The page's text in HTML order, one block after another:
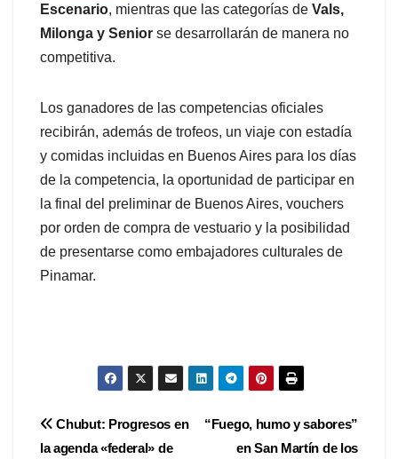
Escenario, mientras que las categorías de Vals,
Milonga y Senior se desarrollarán de manera no
competitiva.
Los ganadores de las competencias oficiales
recibirán, además de trofeos, un viaje con estadía
y comidas incluidas en Buenos Aires para los días
de la competencia, la oportunidad de participar en
la final del preliminar de Buenos Aires, vouchers
por orden de compra de vestuario y la posibilidad
de presentarse como embajadores culturales de
Pinamar.
Navegación
“Fuego, humo y sabores”
en San Martín de los
Chubut: Progresos en
la agenda «federal» de